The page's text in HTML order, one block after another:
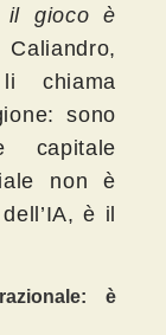
il gioco è
chiama
sono
capitale
non è
è il
è